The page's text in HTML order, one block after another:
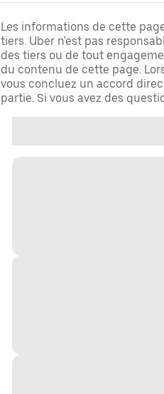
Les informations de cette
tiers. Uber n'est pas
des tiers ou de tout
du contenu de cette page.
vous concluez un accord
partie. Si vous avez des